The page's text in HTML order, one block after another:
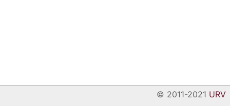
© 2011-2021 URV